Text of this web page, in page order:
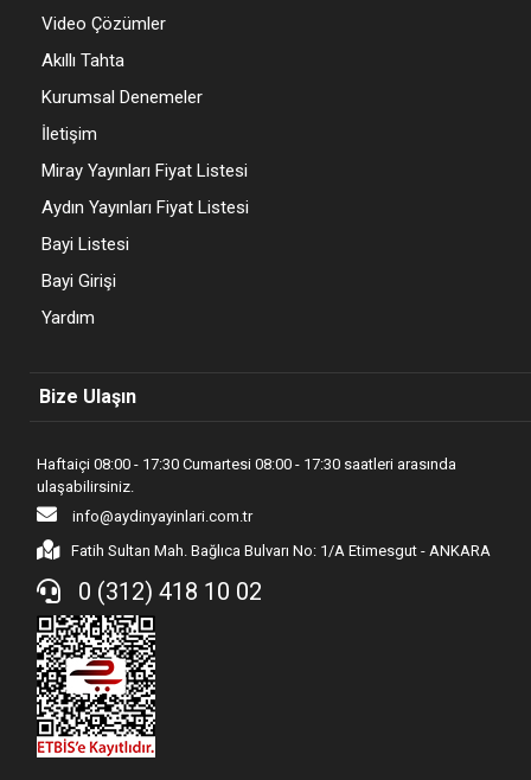
Video Çözümler
Akıllı Tahta
Kurumsal Denemeler
İletişim
Miray Yayınları Fiyat Listesi
Aydın Yayınları Fiyat Listesi
Bayi Listesi
Bayi Girişi
Yardım
Bize Ulaşın
Haftaiçi 08:00 - 17:30 Cumartesi 08:00 - 17:30 saatleri arasında
ulaşabilirsiniz.
info@aydinyayinlari.com.tr
Fatih Sultan Mah. Bağlıca Bulvarı No: 1/A Etimesgut - ANKARA
0 (312) 418 10 02